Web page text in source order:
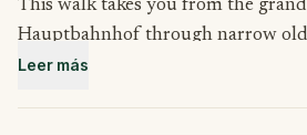
This walk takes you from the
Hauptbahnhof through narrow
hilltop viewpoints and ancient
Leer más